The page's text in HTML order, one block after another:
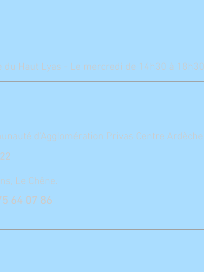
du Haut Lyas - Le mercredi de 14h30 à 18h30
d'Agglomération Privas Centre Ardèche
Le Chêne.
64 07 86